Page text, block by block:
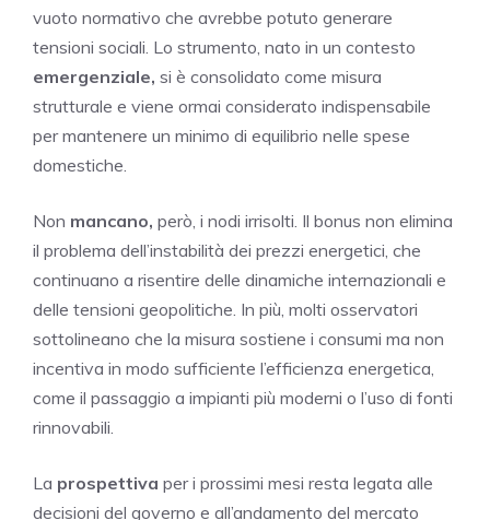
vuoto normativo che avrebbe potuto generare
tensioni sociali. Lo strumento, nato in un contesto
emergenziale, si è consolidato come misura
strutturale e viene ormai considerato indispensabile
per mantenere un minimo di equilibrio nelle spese
domestiche.
Non mancano, però, i nodi irrisolti. Il bonus non elimina
il problema dell’instabilità dei prezzi energetici, che
continuano a risentire delle dinamiche internazionali e
delle tensioni geopolitiche. In più, molti osservatori
sottolineano che la misura sostiene i consumi ma non
incentiva in modo sufficiente l’efficienza energetica,
come il passaggio a impianti più moderni o l’uso di fonti
rinnovabili.
La prospettiva per i prossimi mesi resta legata alle
decisioni del governo e all’andamento del mercato